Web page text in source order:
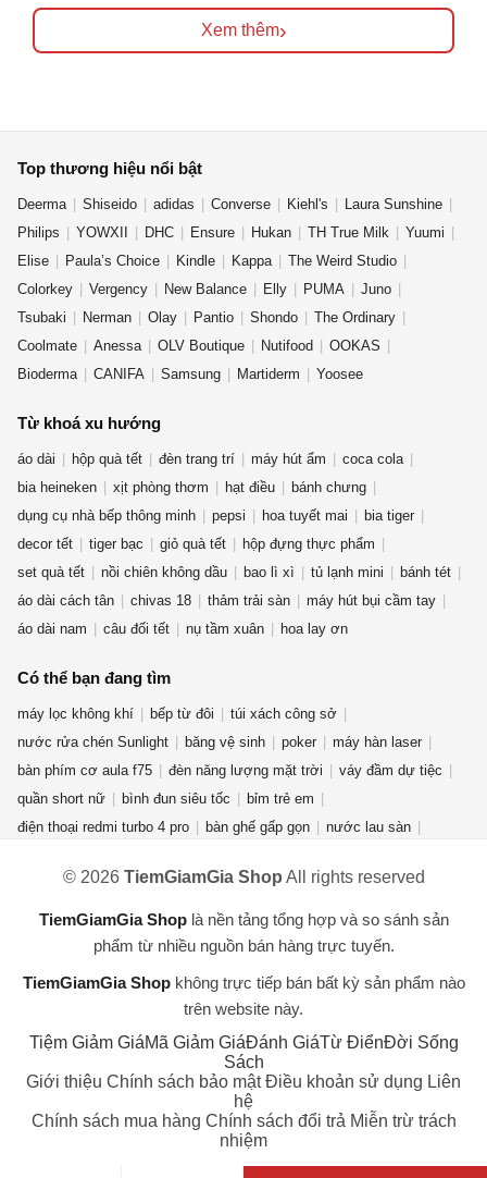
Xem thêm›
Top thương hiệu nổi bật
Deerma Shiseido adidas Converse Kiehl's
Laura Sunshine
Philips
YOWXII DHC Ensure Hukan TH True Milk
Yuumi
Elise
Paula’s Choice Kindle Kappa
The Weird Studio
Colorkey
Vergency New Balance Elly PUMA
Juno
Tsubaki
Nerman Olay Pantio Shondo
The Ordinary
Coolmate
Anessa OLV Boutique Nutifood
OOKAS
Bioderma
CANIFA Samsung Martiderm Yoosee
Từ khoá xu hướng
áo dài hộp quà tết đèn trang trí máy hút ẩm
coca cola
bia heineken
xịt phòng thơm hạt điều
bánh chưng
dụng cụ nhà bếp thông minh
pepsi hoa tuyết mai
bia tiger
decor tết
tiger bạc giỏ quà tết
hộp đựng thực phẩm
set quà tết
nồi chiên không dầu bao lì xì tủ lạnh mini
bánh tét
áo dài cách tân
chivas 18 thảm trải sàn
máy hút bụi cầm tay
áo dài nam
câu đối tết nụ tầm xuân hoa lay ơn
Có thể bạn đang tìm
máy lọc không khí bếp từ đôi
túi xách công sở
nước rửa chén Sunlight
băng vệ sinh poker
máy hàn laser
bàn phím cơ aula f75
đèn năng lượng mặt trời
váy đầm dự tiệc
quần short nữ
bình đun siêu tốc
bỉm trẻ em
điện thoại redmi turbo 4 pro
bàn ghế gấp gọn
nước lau sàn
máy giặt cửa ngang
phụ kiện thời trang
áo khoác nam
nước hoa mini
gấu bông hải cẩu bột giặt OMO
máy xay sinh tố
máy hút ẩm kem forencos trắng túi đeo
© 2026 TiemGiamGia Shop All rights reserved
TiemGiamGia Shoplà nền tảng tổng hợp và so sánh sản
phẩm từ nhiều nguồn bán hàng trực tuyến.
TiemGiamGia Shopkhông trực tiếp bán bất kỳ sản phẩm nào
trên website này.
Tiệm Giảm GiáMã Giảm GiáĐánh GiáTừ ĐiểnĐời Sống
Sách
Giới thiệu Chính sách bảo mật Điều khoản sử dụng Liên
hệ
Chính sách mua hàng Chính sách đổi trả Miễn trừ trách
nhiệm